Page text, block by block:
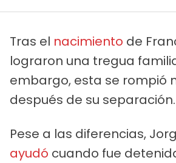
Tras el nacimiento de
lograron una tregua
embargo, esta se rompió
después de su separación.
Pese a las diferencias,
ayudó cuando fue